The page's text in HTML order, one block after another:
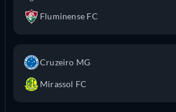
Fluminense FC
Cruzeiro MG
Mirassol FC